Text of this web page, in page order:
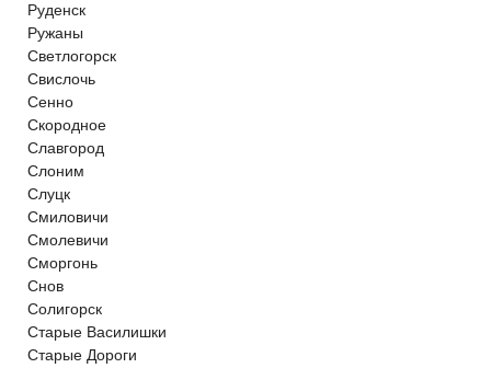
Руденск
Ружаны
Светлогорск
Свислочь
Сенно
Скородное
Славгород
Слоним
Слуцк
Смиловичи
Смолевичи
Сморгонь
Снов
Солигорск
Старые Василишки
Старые Дороги